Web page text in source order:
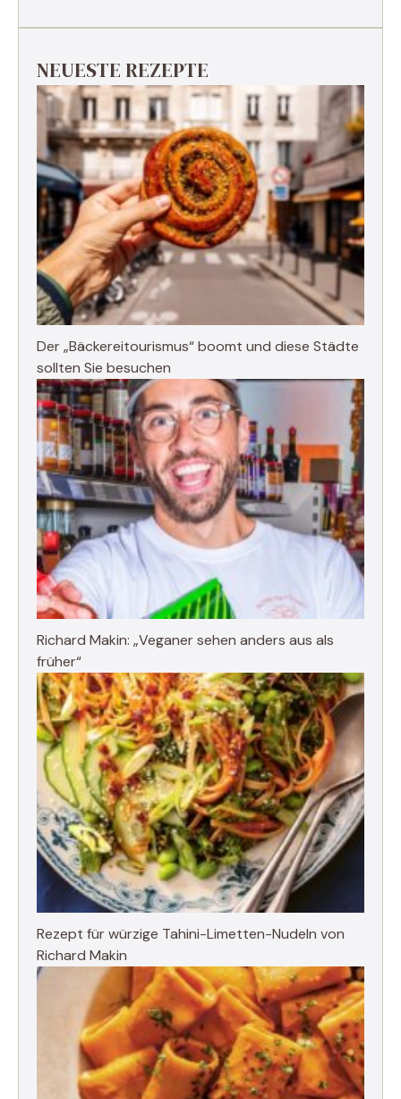
NEUESTE REZEPTE
Der „Bäckereitourismus“ boomt und diese Städte
sollten Sie besuchen
Richard Makin: „Veganer sehen anders aus als
früher“
Rezept für würzige Tahini-Limetten-Nudeln von
Richard Makin